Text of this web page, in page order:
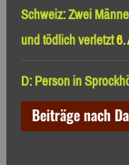
Schweiz: Zwei
und tödlich verletzt
D: Person in
Beiträge nach